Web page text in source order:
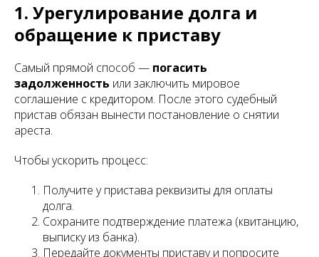
1. Урегулирование долга и
обращение к приставу
Самый прямой способ — погасить
задолженность или заключить мировое
соглашение с кредитором. После этого судебный
пристав обязан вынести постановление о снятии
ареста.
Чтобы ускорить процесс:
Получите у пристава реквизиты для оплаты
долга.
Сохраните подтверждение платежа (квитанцию,
выписку из банка).
Передайте документы приставу и попросите